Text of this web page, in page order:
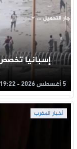
5 أغسطس 2026 - 19:22
أخبار المغرب
جار التحميل ...